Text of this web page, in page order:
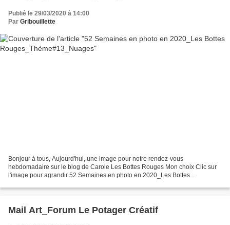
Publié le 29/03/2020 à 14:00
Par Gribouillette
Bonjour à tous, Aujourd'hui, une image pour notre rendez-vous
hebdomadaire sur le blog de Carole Les Bottes Rouges Mon choix Clic sur
l'image pour agrandir 52 Semaines en photo en 2020_Les Bottes
Mail Art_Forum Le Potager Créatif